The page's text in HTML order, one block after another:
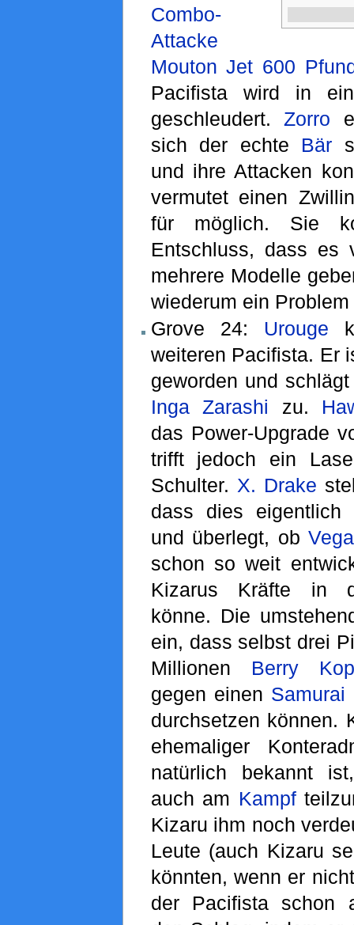
Combo-
Attacke
Mouton Jet 600
Pacifista wird in
geschleudert.Zorro
sich der echte Bär
und ihre Attacken
vermutet einen
für möglich. Sie
Entschluss, dass es
mehrere Modelle
wiederum ein Problem
Grove 24: Urouge
weiteren Pacifista. Er
geworden und
Inga Zarashi zu.
das Power-Upgrade
trifft jedoch ein
Schulter. X. Drake
dass dies eigentlich
und überlegt, ob
schon so weit
Kizarus Kräfte in
könne. Die
ein, dass selbst drei
Millionen Berry
gegen einen Samurai
durchsetzen können.
ehemaliger
natürlich bekannt
auch am Kampf
Kizaru ihm noch
Leute (auch Kizaru
könnten, wenn er
der Pacifista schon